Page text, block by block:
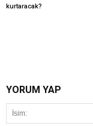
kurtaracak?
YORUM YAP